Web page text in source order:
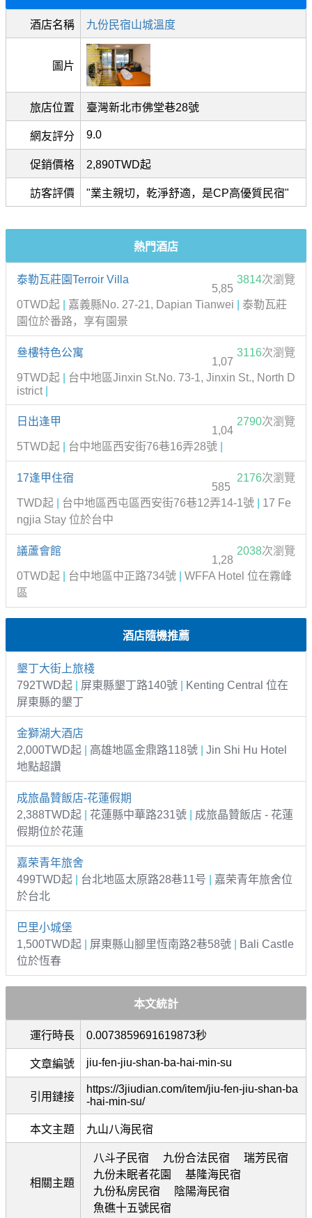
酒店名稱 九份民宿山城溫度
圖片
旅店位置 臺灣新北市佛堂巷28號
網友評分 9.0
促銷價格 2,890TWD起
訪客評價 "業主親切，乾淨舒適，是CP高優質民宿"
熱門酒店
泰勒瓦莊園Terroir Villa 3814次瀏覽
5,85
0TWD起
嘉義縣No. 27-21, Dapian Tianwei
泰勒瓦莊
園位於番路，享有園景
叄樓特色公寓 3116次瀏覽
1,07
9TWD起
台中地區Jinxin St.No. 73-1, Jinxin St., North D
istrict
日出逢甲 2790次瀏覽
1,04
5TWD起
台中地區西安街76巷16弄28號
17逢甲住宿 2176次瀏覽
585
TWD起
台中地區西屯區西安街76巷12弄14-1號
17 Fe
ngjia Stay 位於台中
議蘆會館 2038次瀏覽
1,28
0TWD起
台中地區中正路734號
WFFA Hotel 位在霧峰
區
酒店隨機推薦
墾丁大街上旅棧
792TWD起
屏東縣墾丁路140號
Kenting Central 位在
屏東縣的墾丁
金獅湖大酒店
2,000TWD起
高雄地區金鼎路118號
Jin Shi Hu Hotel
地點超讚
成旅晶贊飯店-花蓮假期
2,388TWD起
花蓮縣中華路231號
成旅晶贊飯店 - 花蓮
假期位於花蓮
嘉荣青年旅舍
499TWD起
台北地區太原路28巷11号
嘉荣青年旅舍位
於台北
巴里小城堡
1,500TWD起
屏東縣山腳里恆南路2巷58號
Bali Castle
位於恆春
本文統計
運行時長 0.0073859691619873秒
文章編號 jiu-fen-jiu-shan-ba-hai-min-su
引用鏈接
https://3jiudian.com/item/jiu-fen-jiu-shan-ba
-hai-min-su/
本文主題 九山八海民宿
相關主題
八斗子民宿 九份合法民宿
瑞芳民宿
九份未眠者花園
基隆海民宿
九份私房民宿
陰陽海民宿
魚礁十五號民宿